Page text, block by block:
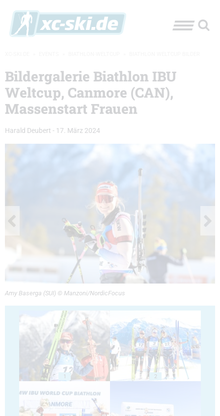
Bildergalerie Biathlon IBU
Weltcup, Canmore (CAN),
Massenstart Frauen
Harald Deubert - 17. März 2024
Amy Baserga (SUI) © Manzoni/NordicFocus
1 2